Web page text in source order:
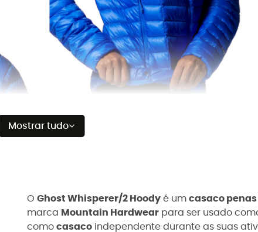
Mostrar tudo
O Ghost Whisperer/2 Hoody é um casaco
marca Mountain Hardwear para ser usado
como casaco independente durante as suas